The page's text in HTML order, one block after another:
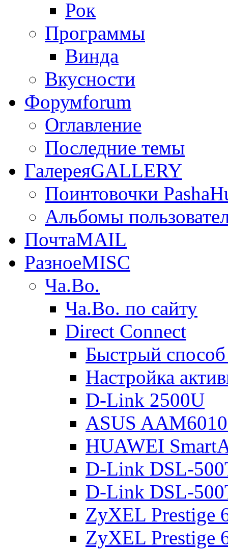
Рок
Программы
Винда
Вкусности
Форумforum
Оглавление
Последние темы
ГалереяGALLERY
Поинтовочки
Альбомы
ПочтаMAIL
РазноеMISC
Ча.Во.
Ча.Во. по сайту
Direct Connect
Быстрый
Настройка
D-Link 2500U
ASUS
HUAWEI
D-Link DSL-
D-Link DSL-
ZyXEL Prestige
ZyXEL Prestige